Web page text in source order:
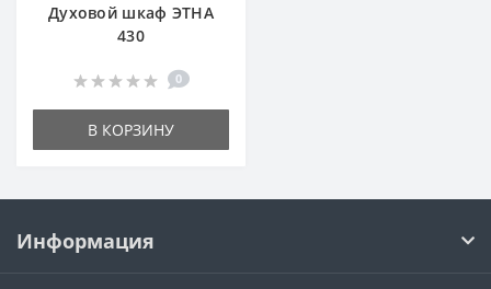
Духовой шкаф ЭТНА
430
0
В КОРЗИНУ
Информация